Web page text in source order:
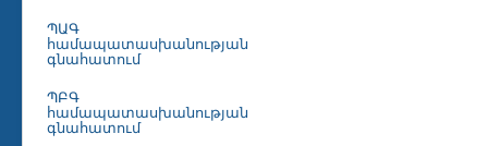
ՊԱԳ
համապատասխանության
գնահատում
ՊԲԳ
համապատասխանության
գնահատում